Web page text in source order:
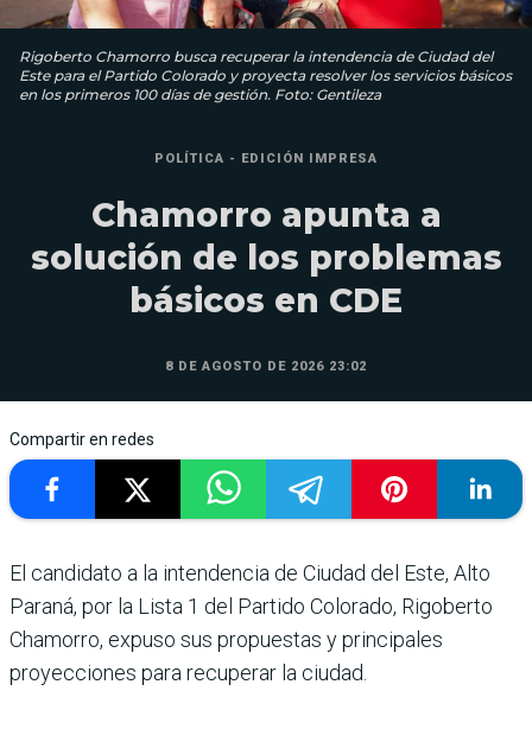
Rigoberto Chamorro busca recuperar la intendencia de Ciudad del
Este para el Partido Colorado y proyecta resolver los servicios básicos
en los primeros 100 días de gestión. Foto: Gentileza
POLÍTICA - EDICIÓN IMPRESA
Chamorro apunta a
solución de los problemas
básicos en CDE
8 DE AGOSTO DE 2026 23:02
Compartir en redes
El candidato a la intendencia de Ciudad del Este, Alto
Paraná, por la Lista 1 del Partido Colorado, Rigoberto
Chamorro, expuso sus propuestas y principales
proyecciones para recuperar la ciudad.